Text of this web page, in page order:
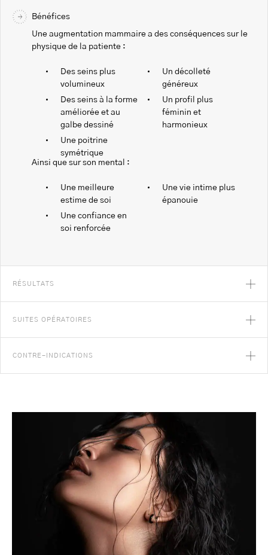
Bénéfices
Une augmentation mammaire a des conséquences sur le
physique de la patiente :
Des seins plus
volumineux
Des seins à la forme
améliorée et au
galbe dessiné
Une poitrine
symétrique
Un décolleté
généreux
Un profil plus
féminin et
harmonieux
Ainsi que sur son mental :
Une meilleure
estime de soi
Une confiance en
soi renforcée
Une vie intime plus
épanouie
RÉSULTATS
SUITES OPÉRATOIRES
CONTRE-INDICATIONS